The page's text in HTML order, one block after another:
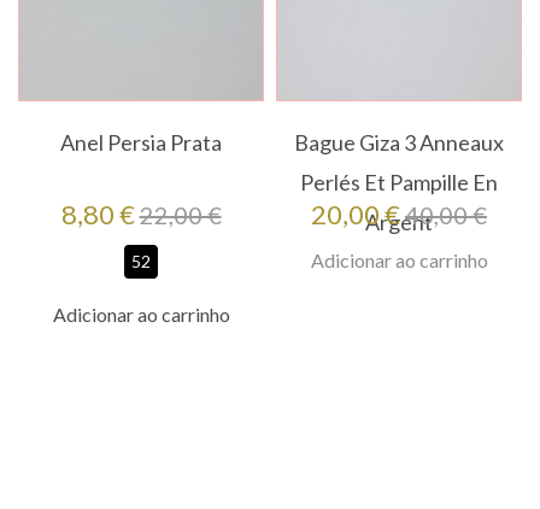
Anel Persia Prata
Preço
8,80 €Preço
regular
22,00 €
52
Adicionar ao carrinho
Bague Giza 3 Anneaux
Perlés Et Pampille En
Argent
Preço
20,00 €Preço
regular
40,00 €
Adicionar ao carrinho